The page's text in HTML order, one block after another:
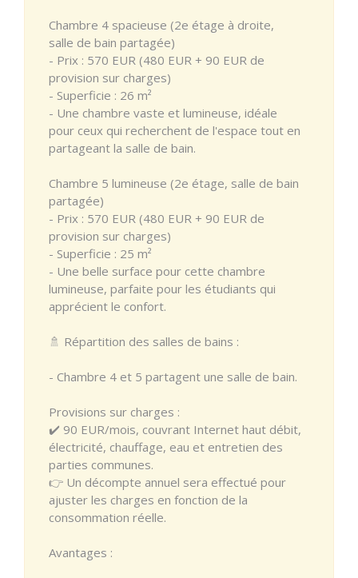
Chambre 4 spacieuse (2e étage à droite,
salle de bain partagée)
- Prix : 570 EUR (480 EUR + 90 EUR de
provision sur charges)
- Superficie : 26 m²
- Une chambre vaste et lumineuse, idéale
pour ceux qui recherchent de l'espace tout en
partageant la salle de bain.
Chambre 5 lumineuse (2e étage, salle de bain
partagée)
- Prix : 570 EUR (480 EUR + 90 EUR de
provision sur charges)
- Superficie : 25 m²
- Une belle surface pour cette chambre
lumineuse, parfaite pour les étudiants qui
apprécient le confort.
🚿 Répartition des salles de bains :
- Chambre 4 et 5 partagent une salle de bain.
Provisions sur charges :
✔️ 90 EUR/mois, couvrant Internet haut débit,
électricité, chauffage, eau et entretien des
parties communes.
👉 Un décompte annuel sera effectué pour
ajuster les charges en fonction de la
consommation réelle.
Avantages :